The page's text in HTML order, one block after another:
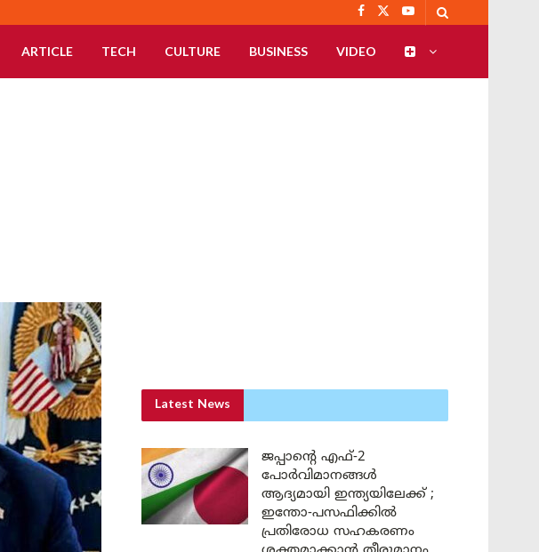
ARTICLE TECH CULTURE BUSINESS VIDEO
Latest News
ജപ്പാന്റെ എഫ്-2
പോർവിമാനങ്ങൾ
ആദ്യമായി ഇന്ത്യയിലേക്ക് ;
ഇന്തോ-പസഫിക്കിൽ
പ്രതിരോധ സഹകരണം